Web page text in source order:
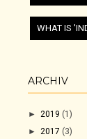
WHAT IS
ARCHIV
► 2019 (1)
► 2017 (3)